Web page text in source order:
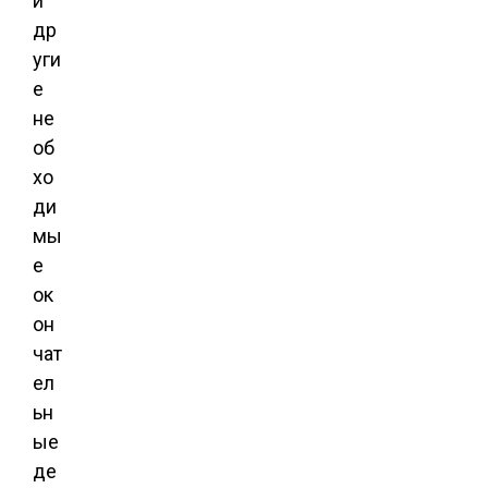
др
уги
е
не
об
хо
ди
мы
е
ок
он
чат
ел
ьн
ые
де